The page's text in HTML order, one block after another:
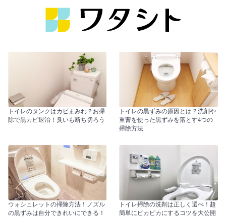
トイレのタンクはカビまみれ？お掃
除で黒カビ退治！臭いも断ち切ろう
トイレの黒ずみの原因とは？洗剤や
重曹を使った黒ずみを落とす4つの
掃除方法
ウォシュレットの掃除方法！ノズル
の黒ずみは自分できれいにできる！
トイレ掃除の洗剤は正しく選べ！超
簡単にピカピカにするコツを大公開